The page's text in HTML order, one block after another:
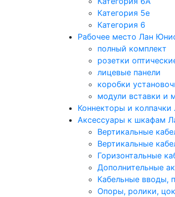
Категория 5e
Категория 6
Рабочее место Лан
полный комплект
розетки
лицевые панели
коробки
модули вставки и
Коннекторы и
Аксессуары к шкафам
Вертикальные
Вертикальные
Горизонтальные
Дополнительные
Кабельные вводы,
Опоры, ролики,